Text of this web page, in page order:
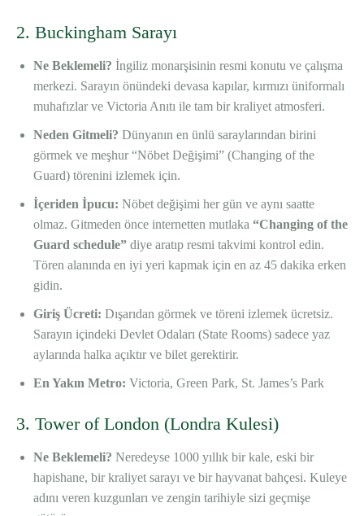
2. Buckingham Sarayı
Ne Beklemeli? İngiliz monarşisinin resmi konutu ve çalışma
merkezi. Sarayın önündeki devasa kapılar, kırmızı üniformalı
muhafızlar ve Victoria Anıtı ile tam bir kraliyet atmosferi.
Neden Gitmeli? Dünyanın en ünlü saraylarından birini
görmek ve meşhur “Nöbet Değişimi” (Changing of the
Guard) törenini izlemek için.
İçeriden İpucu: Nöbet değişimi her gün ve aynı saatte
olmaz. Gitmeden önce internetten mutlaka “Changing of the
Guard schedule” diye aratıp resmi takvimi kontrol edin.
Tören alanında en iyi yeri kapmak için en az 45 dakika erken
gidin.
Giriş Ücreti: Dışarıdan görmek ve töreni izlemek ücretsiz.
Sarayın içindeki Devlet Odaları (State Rooms) sadece yaz
aylarında halka açıktır ve bilet gerektirir.
En Yakın Metro: Victoria, Green Park, St. James’s Park
3. Tower of London (Londra Kulesi)
Ne Beklemeli? Neredeyse 1000 yıllık bir kale, eski bir
hapishane, bir kraliyet sarayı ve bir hayvanat bahçesi. Kuleye
adını veren kuzgunları ve zengin tarihiyle sizi geçmişe